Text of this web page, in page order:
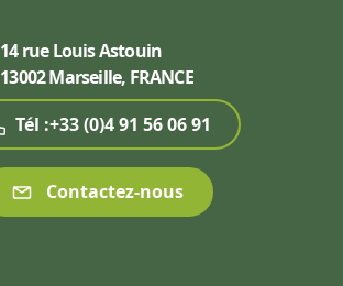
14 rue Louis Astouin
13002 Marseille, FRANCE
Tél :+33 (0)4 91 56 06 91
Contactez-nous